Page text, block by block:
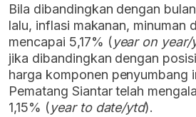
Bila dibandingkan dengan
lalu, inflasi makanan, minuman
mencapai 5,17% (year on year/
jika dibandingkan dengan
harga komponen penyumbang
Pematang Siantar telah
1,15% (year to date/ytd).